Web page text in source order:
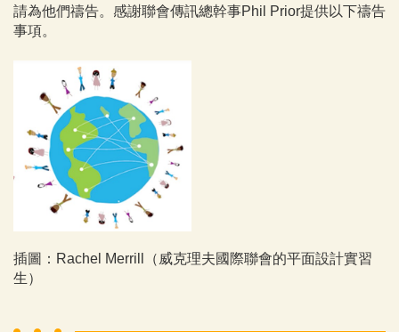
請為他們禱告。感謝聯會傳訊總幹事Phil Prior提供以下禱告
事項。
插圖：Rachel Merrill（威克理夫國際聯會的平面設計實習
生）